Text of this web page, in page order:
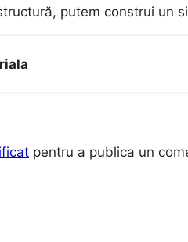
putem construi un
pentru a publica un